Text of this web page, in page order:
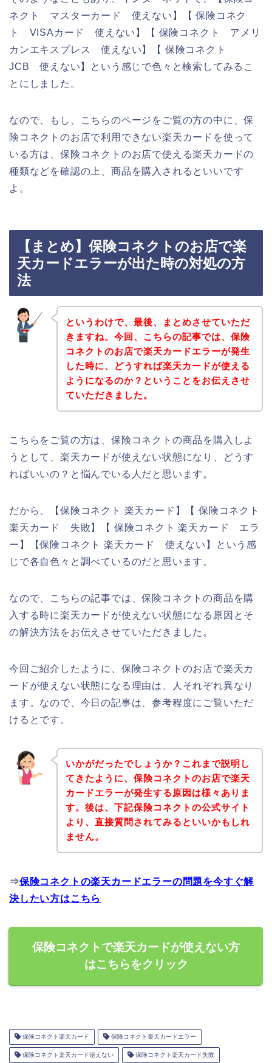
ネクト マスターカード 使えない】【 保険コネク
ト VISAカード 使えない】【 保険コネクト アメリ
カンエキスプレス 使えない】【 保険コネクト
JCB 使えない】という感じで色々と検索してみるこ
とにしました。
なので、もし、こちらのページをご覧の方の中に、保
険コネクトのお店で利用できない楽天カードを使って
いる方は、保険コネクトのお店で使える楽天カードの
種類などを確認の上、商品を購入されるといいです
よ。
【まとめ】保険コネクトのお店で楽
天カードエラーが出た時の対処の方
法
というわけで、最後、まとめさせていただ
きますね。今回、こちらの記事では、保険
コネクトのお店で楽天カードエラーが発生
した時に、どうすれば楽天カードが使える
ようになるのか？ということをお伝えさせ
ていただきました。
こちらをご覧の方は、保険コネクトの商品を購入しよ
うとして、楽天カードが使えない状態になり、どうす
ればいいの？と悩んでいる人だと思います。
だから、【保険コネクト 楽天カード】【 保険コネクト
楽天カード 失敗】【 保険コネクト 楽天カード エラ
ー】【保険コネクト 楽天カード 使えない】という感
じで各自色々と調べているのだと思います。
なので、こちらの記事では、保険コネクトの商品を購
入する時に楽天カードが使えない状態になる原因とそ
の解決方法をお伝えさせていただきました。
今回ご紹介したように、保険コネクトのお店で楽天カ
ードが使えない状態になる理由は、人それぞれ異なり
ます。なので、今日の記事は、参考程度にご覧いただ
けるとです。
いかがだったでしょうか？これまで説明し
てきたように、保険コネクトのお店で楽天
カードエラーが発生する原因は様々ありま
す。後は、下記保険コネクトの公式サイト
より、直接質問されてみるといいかもしれ
ません。
⇒保険コネクトの楽天カードエラーの問題を今すぐ解
決したい方はこちら
保険コネクトで楽天カードが使えない方
はこちらをクリック
保険コネクト楽天カード 保険コネクト楽天カードエラー
保険コネクト楽天カード使えない 保険コネクト楽天カード失敗